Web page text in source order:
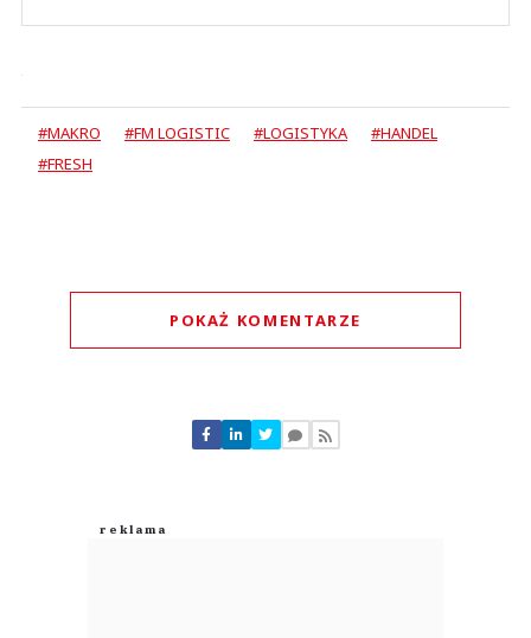
#MAKRO #FM LOGISTIC #LOGISTYKA
#HANDEL
#FRESH
POKAŻ KOMENTARZE
Nie znaleziono komentarzy
Zostaw swoje komentarze